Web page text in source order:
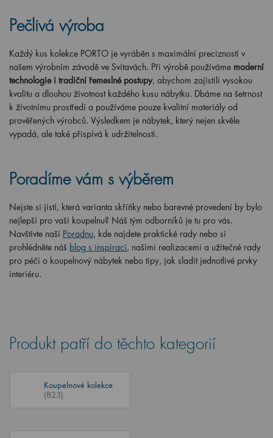
Pečlivá výroba
Každý kus kolekce PORTO je vyráběn s maximální precizností v
našem výrobním závodě ve Svitavách. Při výrobě používáme moderní
technologie i tradiční řemeslné postupy, abychom zajistili vysokou
kvalitu a dlouhou životnost každého kusu nábytku. Dbáme na šetrnost
k životnímu prostředí a používáme pouze kvalitní materiály od
prověřených výrobců. Výsledkem je nábytek, který nejen skvěle
vypadá, ale také přispívá k udržitelnosti.
Poradíme vám s výběrem
Nejste si jistí, která varianta skříňky nebo barevné provedení by bylo
nejlepší pro vaši koupelnu? Náš tým odborníků je tu pro vás.
Navštivte naši Poradnu, kde najdete praktické rady nebo si
prohlédněte náš blog s inspirací, našimi realizacemi a užitečné rady
pro péči o koupelnový nábytek nebo tipy, jak sladit jednotlivé prvky
interiéru.
Produkt patří do těchto kategorií
Koupelnové kolekce
(823)